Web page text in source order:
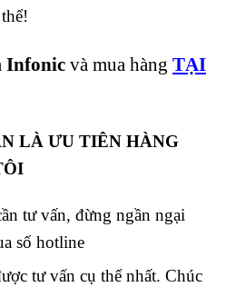
Infonic và mua hàng TẠI
LÀ ƯU TIÊN HÀNG
tư vấn, đừng ngần ngại
số hotline
tư vấn cụ thể nhất. Chúc